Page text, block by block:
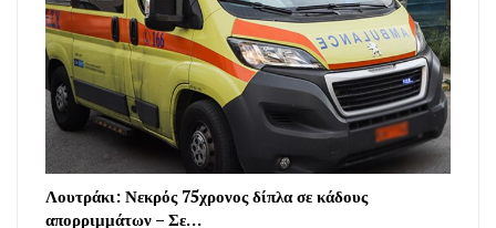
Λουτράκι: Νεκρός 75χρονος δίπλα σε κάδους
απορριμμάτων – Σε…